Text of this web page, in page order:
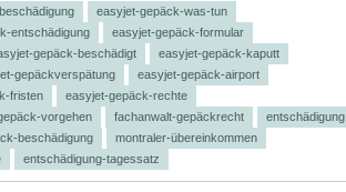
easyjet-gepäck-was-tun
entschädigung
easyjet-gepäck-formular
gepäck-beschädigt
easyjet-gepäck-kaputt
gepäckverspätung
easyjet-gepäck-airport
fristen
easyjet-gepäck-rechte
vorgehen fachanwalt-gepäckrecht
entschädigung
beschädigung
montraler-übereinkommen
entschädigung-tagessatz